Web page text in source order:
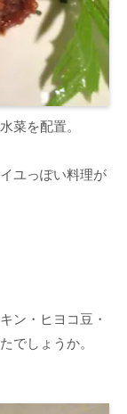
菜を配置。
ユっぽい料理が
ン・ヒヨコ豆・
でしょうか。